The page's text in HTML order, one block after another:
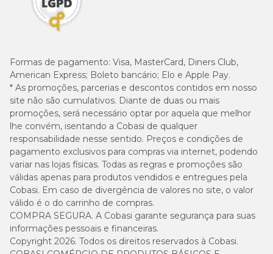
Formas de pagamento: Visa, MasterCard, Diners Club,
American Express; Boleto bancário; Elo e Apple Pay.
* As promoções, parcerias e descontos contidos em nosso
site não são cumulativos. Diante de duas ou mais
promoções, será necessário optar por aquela que melhor
lhe convém, isentando a Cobasi de qualquer
responsabilidade nesse sentido. Preços e condições de
pagamento exclusivos para compras via internet, podendo
variar nas lojas físicas. Todas as regras e promoções são
válidas apenas para produtos vendidos e entregues pela
Cobasi. Em caso de divergência de valores no site, o valor
válido é o do carrinho de compras.
COMPRA SEGURA. A Cobasi garante segurança para suas
informações pessoais e financeiras.
Copyright 2026. Todos os direitos reservados à Cobasi.